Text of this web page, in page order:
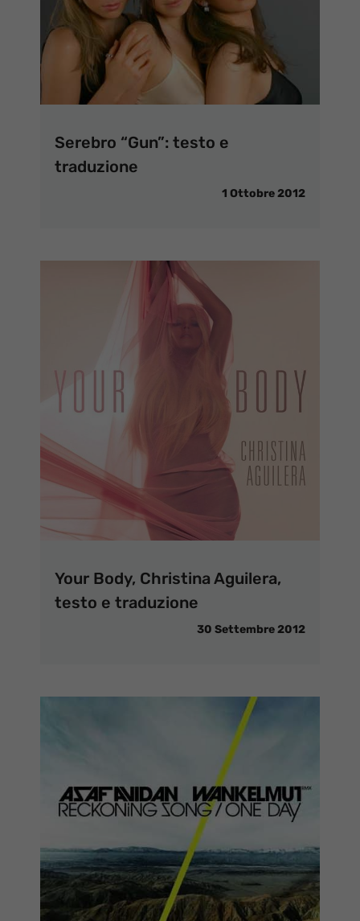
Serebro “Gun”: testo e
traduzione
1 Ottobre 2012
Your Body, Christina Aguilera,
testo e traduzione
30 Settembre 2012